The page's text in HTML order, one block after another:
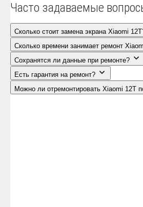
Часто задаваемые
Сколько стоит замена экрана Xiaomi
Сколько времени занимает ремонт
Сохранятся ли данные при ремонте?
Есть гарантия на ремонт?
Можно ли отремонтировать Xiaomi 12T